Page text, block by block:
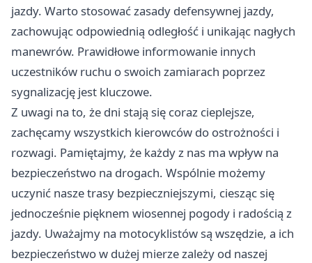
jazdy. Warto stosować zasady defensywnej jazdy,
zachowując odpowiednią odległość i unikając nagłych
manewrów. Prawidłowe informowanie innych
uczestników ruchu o swoich zamiarach poprzez
sygnalizację jest kluczowe.
Z uwagi na to, że dni stają się coraz cieplejsze,
zachęcamy wszystkich kierowców do ostrożności i
rozwagi. Pamiętajmy, że każdy z nas ma wpływ na
bezpieczeństwo na drogach. Wspólnie możemy
uczynić nasze trasy bezpieczniejszymi, ciesząc się
jednocześnie pięknem wiosennej pogody i radością z
jazdy. Uważajmy na motocyklistów są wszędzie, a ich
bezpieczeństwo w dużej mierze zależy od naszej